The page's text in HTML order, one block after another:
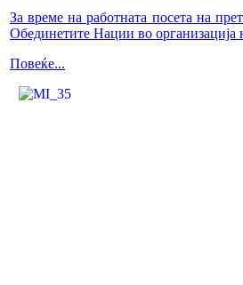
За време на работната посета на
Обединетите Нации во
Повеќе...